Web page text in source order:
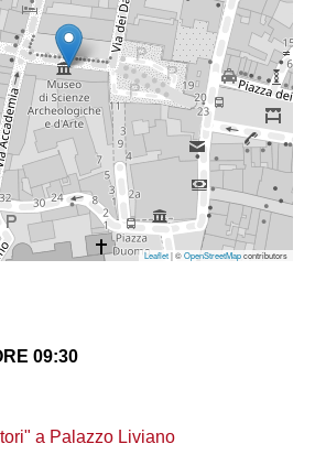
Leaflet| ©OpenStreetMapcontributors
09:30
a Palazzo Liviano